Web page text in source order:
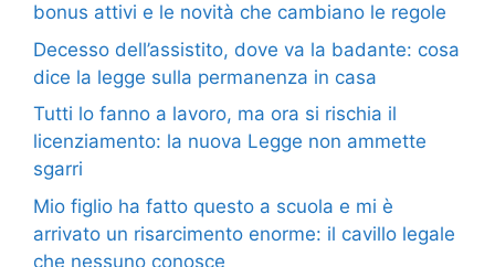
bonus attivi e le novità che cambiano le regole
Decesso dell’assistito, dove va la badante: cosa
dice la legge sulla permanenza in casa
Tutti lo fanno a lavoro, ma ora si rischia il
licenziamento: la nuova Legge non ammette
sgarri
Mio figlio ha fatto questo a scuola e mi è
arrivato un risarcimento enorme: il cavillo legale
che nessuno conosce